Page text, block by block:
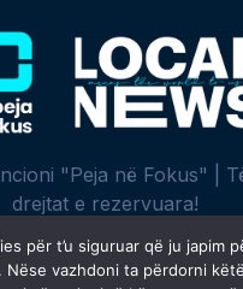
"Peja në Fokus" |
drejtat e rezervuara!
për t’u siguruar që ju japim
Nëse vazhdoni ta përdorni